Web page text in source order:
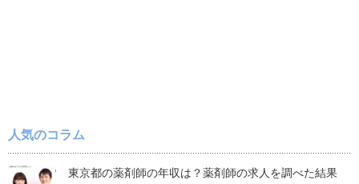
人気のコラム
東京都の薬剤師の年収は？薬剤師の求人を調べた結果